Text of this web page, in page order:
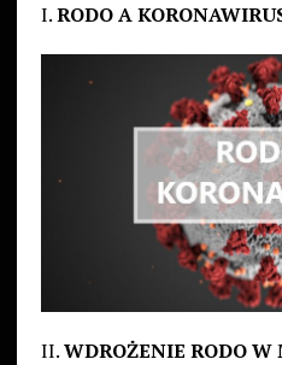
I.RODO A
II.WDROŻENIE RODO W